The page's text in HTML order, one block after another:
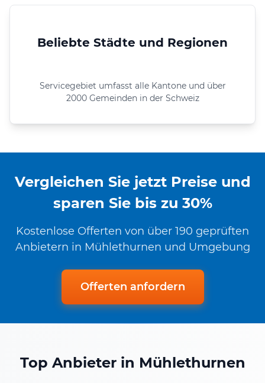
Beliebte Städte und Regionen
Servicegebiet umfasst alle Kantone und über
2000 Gemeinden in der Schweiz
Vergleichen Sie jetzt Preise und
sparen Sie bis zu 30%
Kostenlose Offerten von über 190 geprüften
Anbietern in Mühlethurnen und Umgebung
Offerten anfordern
Top Anbieter in Mühlethurnen